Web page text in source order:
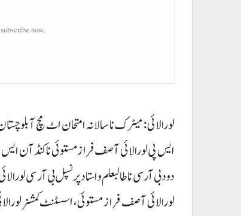
now.
ایس پی لورالائی آصف فراز مستوئی نا کنڈآن ایس
دود بی آر سی نا طالبعلم و استاد پرنسپل بی آر سی
لورالائی آصف فراز مستوئی، اسسٹنٹ کمشنر